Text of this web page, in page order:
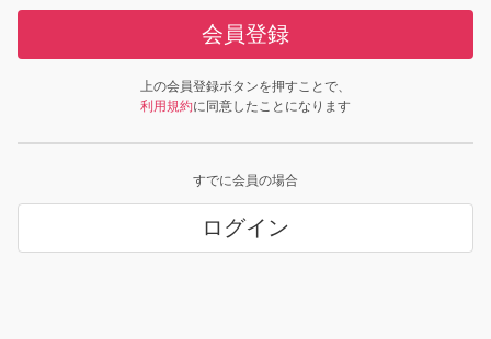
会員登録
上の会員登録ボタンを押すことで、
利用規約に同意したことになります
すでに会員の場合
ログイン